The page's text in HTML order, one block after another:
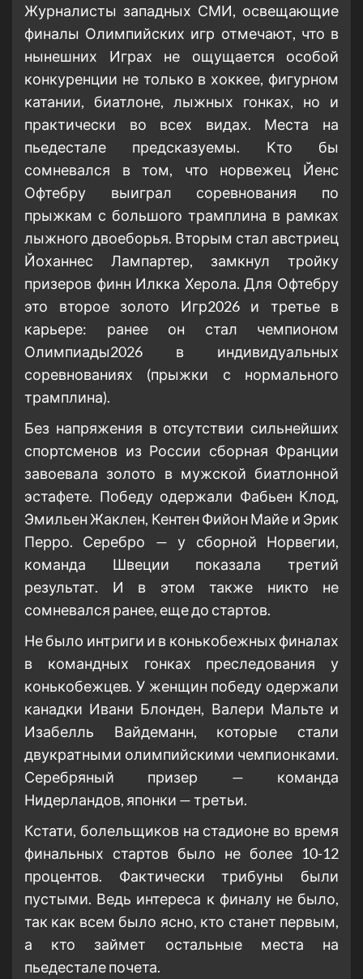
Журналисты западных СМИ, освещающие
финалы Олимпийских игр отмечают, что в
нынешних Играх не ощущается особой
конкуренции не только в хоккее, фигурном
катании, биатлоне, лыжных гонках, но и
практически во всех видах. Места на
пьедестале предсказуемы. Кто бы
сомневался в том, что норвежец Йенс
Офтебру выиграл соревнования по
прыжкам с большого трамплина в рамках
лыжного двоеборья. Вторым стал австриец
Йоханнес Лампартер, замкнул тройку
призеров финн Илкка Херола. Для Офтебру
это второе золото Игр2026 и третье в
карьере: ранее он стал чемпионом
Олимпиады2026 в индивидуальных
соревнованиях (прыжки с нормального
трамплина).
Без напряжения в отсутствии сильнейших
спортсменов из России сборная Франции
завоевала золото в мужской биатлонной
эстафете. Победу одержали Фабьен Клод,
Эмильен Жаклен, Кентен Фийон Майе и Эрик
Перро. Серебро — у сборной Норвегии,
команда Швеции показала третий
результат. И в этом также никто не
сомневался ранее, еще до стартов.
Не было интриги и в конькобежных финалах
в командных гонках преследования у
конькобежцев. У женщин победу одержали
канадки Ивани Блонден, Валери Мальте и
Изабелль Вайдеманн, которые стали
двукратными олимпийскими чемпионками.
Серебряный призер — команда
Нидерландов, японки — третьи.
Кстати, болельщиков на стадионе во время
финальных стартов было не более 10-12
процентов. Фактически трибуны были
пустыми. Ведь интереса к финалу не было,
так как всем было ясно, кто станет первым,
а кто займет остальные места на
пьедестале почета.